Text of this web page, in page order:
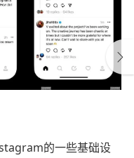
的一些基础设